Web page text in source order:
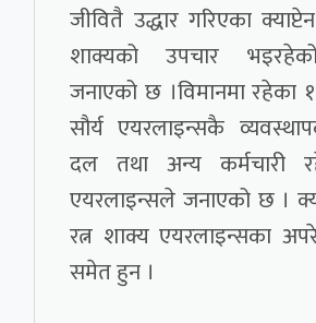
जीवितै उद्धार गरिएका
शाक्यको उपचार
जनाएको छ ।विमानमा रहेका
सौर्य एयरलाइन्सकै
दल तथा अन्य कर्मचारी
एयरलाइन्सले जनाएको छ ।
रत्न शाक्य एयरलाइन्सका
समेत हुन ।